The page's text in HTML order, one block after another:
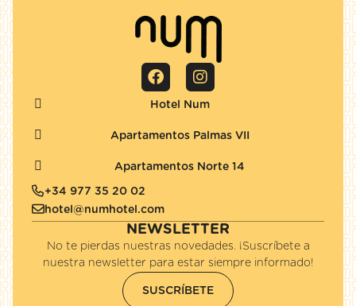
Hotel Num
Apartamentos Palmas VII
Apartamentos Norte 14
+34 977 35 20 02
hotel@numhotel.com
NEWSLETTER
No te pierdas nuestras novedades. ¡Suscríbete a
nuestra newsletter para estar siempre informado!
SUSCRÍBETE